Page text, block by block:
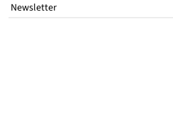
Newsletter